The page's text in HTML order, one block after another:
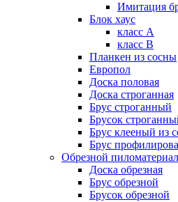
Имитация
Блок хаус
класс А
класс В
Планкен из сосны
Европол
Доска половая
Доска строганная
Брус строганный
Брусок
Брус клееный из
Брус
Обрезной пиломатериал
Доска обрезная
Брус обрезной
Брусок обрезной